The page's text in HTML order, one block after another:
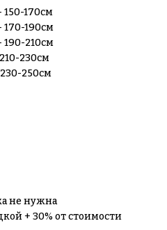
150-170см
170-190см
190-210см
230см
250см
не нужна
+ 30% от стоимости